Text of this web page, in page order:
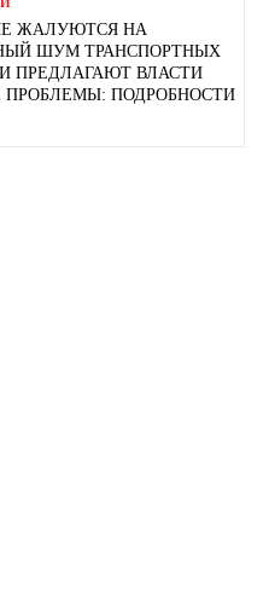
ЖАЛУЮТСЯ НА
ШУМ ТРАНСПОРТНЫХ
ПРЕДЛАГАЮТ ВЛАСТИ
ПРОБЛЕМЫ: ПОДРОБНОСТИ